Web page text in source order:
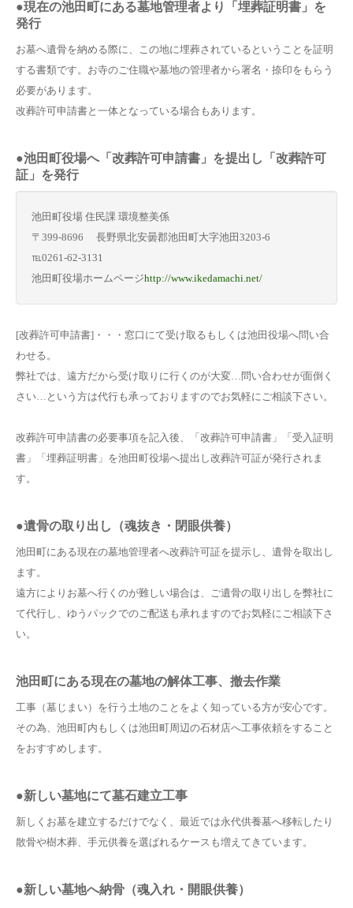
●現在の池田町にある墓地管理者より「埋葬証明書」を
発行
お墓へ遺骨を納める際に、この地に埋葬されているということを証明
する書類です。お寺のご住職や墓地の管理者から署名・捺印をもらう
必要があります。
改葬許可申請書と一体となっている場合もあります。
●池田町役場へ「改葬許可申請書」を提出し「改葬許可
証」を発行
池田町役場 住民課 環境整美係
〒399-8696 長野県北安曇郡池田町大字池田3203-6
℡0261-62-3131
池田町役場ホームページhttp://www.ikedamachi.net/
[改葬許可申請書]・・・窓口にて受け取るもしくは池田役場へ問い合
わせる。
弊社では、遠方だから受け取りに行くのが大変…問い合わせが面倒く
さい…という方は代行も承っておりますのでお気軽にご相談下さい。
改葬許可申請書の必要事項を記入後、「改葬許可申請書」「受入証明
書」「埋葬証明書」を池田町役場へ提出し改葬許可証が発行されま
す。
●遺骨の取り出し（魂抜き・閉眼供養）
池田町にある現在の墓地管理者へ改葬許可証を提示し、遺骨を取出し
ます。
遠方によりお墓へ行くのが難しい場合は、ご遺骨の取り出しを弊社に
て代行し、ゆうパックでのご配送も承れますのでお気軽にご相談下さ
い。
池田町にある現在の墓地の解体工事、撤去作業
工事（墓じまい）を行う土地のことをよく知っている方が安心です。
その為、池田町内もしくは池田町周辺の石材店へ工事依頼をすること
をおすすめします。
●新しい墓地にて墓石建立工事
新しくお墓を建立するだけでなく、最近では永代供養墓へ移転したり
散骨や樹木葬、手元供養を選ばれるケースも増えてきています。
●新しい墓地へ納骨（魂入れ・開眼供養）